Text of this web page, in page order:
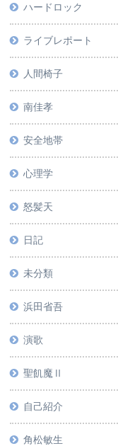
ハードロック
ライブレポート
人間椅子
南佳孝
安全地帯
心理学
怒髪天
日記
未分類
浜田省吾
演歌
聖飢魔Ⅱ
自己紹介
角松敏生